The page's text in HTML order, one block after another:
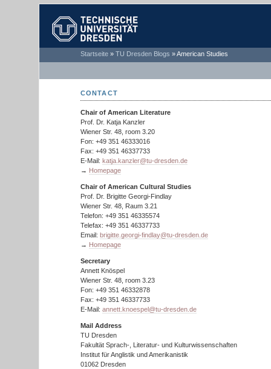
TECHNISCHE
UNIVERSITÄT
Startseite » TU Dresden Blogs »American Studies
CONTACT
Chair of American Literature
Prof. Dr. Katja Kanzler
Wiener Str. 48, room 3.20
Fon: +49 351 46333016
Fax: +49 351 46337733
E-Mail: katja.kanzler@tu-dresden.de
→ Homepage
Chair of American Cultural Studies
Prof. Dr. Brigitte Georgi-Findlay
Wiener Str. 48, Raum 3.21
Telefon: +49 351 46335574
Telefax: +49 351 46337733
Email: brigitte.georgi-findlay@tu-dresden.de
→ Homepage
Secretary
Annett Knöspel
Wiener Str. 48, room 3.23
Fon: +49 351 46332878
Fax: +49 351 46337733
E-Mail: annett.knoespel@tu-dresden.de
Mail Address
TU Dresden
Fakultät Sprach-, Literatur- und Kulturwissenschaften
Institut für Anglistik und Amerikanistik
01062 Dresden